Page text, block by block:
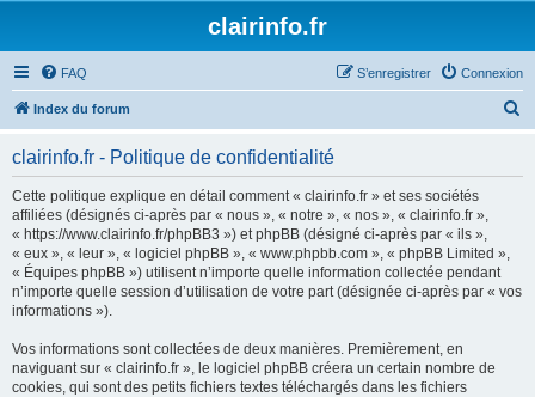
clairinfo.fr
FAQ Connexion
S’enregistrer
Index du forum
clairinfo.fr - Politique de confidentialité
Cette politique explique en détail comment « clairinfo.fr » et ses sociétés
affiliées (désignés ci-après par « nous », « notre », « nos », « clairinfo.fr »,
« https://www.clairinfo.fr/phpBB3 ») et phpBB (désigné ci-après par « ils »,
« eux », « leur », « logiciel phpBB », « www.phpbb.com », « phpBB Limited »,
« Équipes phpBB ») utilisent n’importe quelle information collectée pendant
n’importe quelle session d’utilisation de votre part (désignée ci-après par « vos
informations »).
Vos informations sont collectées de deux manières. Premièrement, en
naviguant sur « clairinfo.fr », le logiciel phpBB créera un certain nombre de
cookies, qui sont des petits fichiers textes téléchargés dans les fichiers